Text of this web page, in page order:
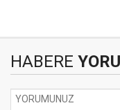
HABERE